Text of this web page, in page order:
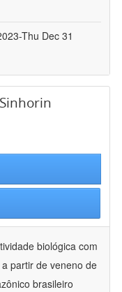
Thu Dec 31
biológica com
partir de veneno de
brasileiro